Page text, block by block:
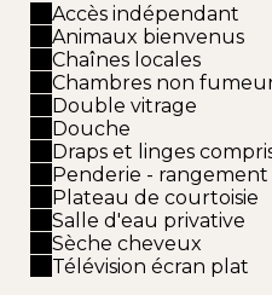
Accès indépendant
Animaux bienvenus
Chaînes locales
Chambres non
Double vitrage
Douche
Draps et linges
Penderie - rangement
Plateau de courtoisie
Salle d'eau privative
Sèche cheveux
Télévision écran plat